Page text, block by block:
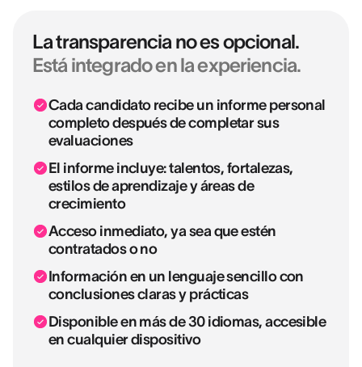
La transparencia no es opcional.
Está integrado en la experiencia.
Cada candidato recibe un informe personal
completo después de completar sus
evaluaciones
El informe incluye: talentos, fortalezas,
estilos de aprendizaje y áreas de
crecimiento
Acceso inmediato, ya sea que estén
contratados o no
Información en un lenguaje sencillo con
conclusiones claras y prácticas
Disponible en más de 30 idiomas, accesible
en cualquier dispositivo